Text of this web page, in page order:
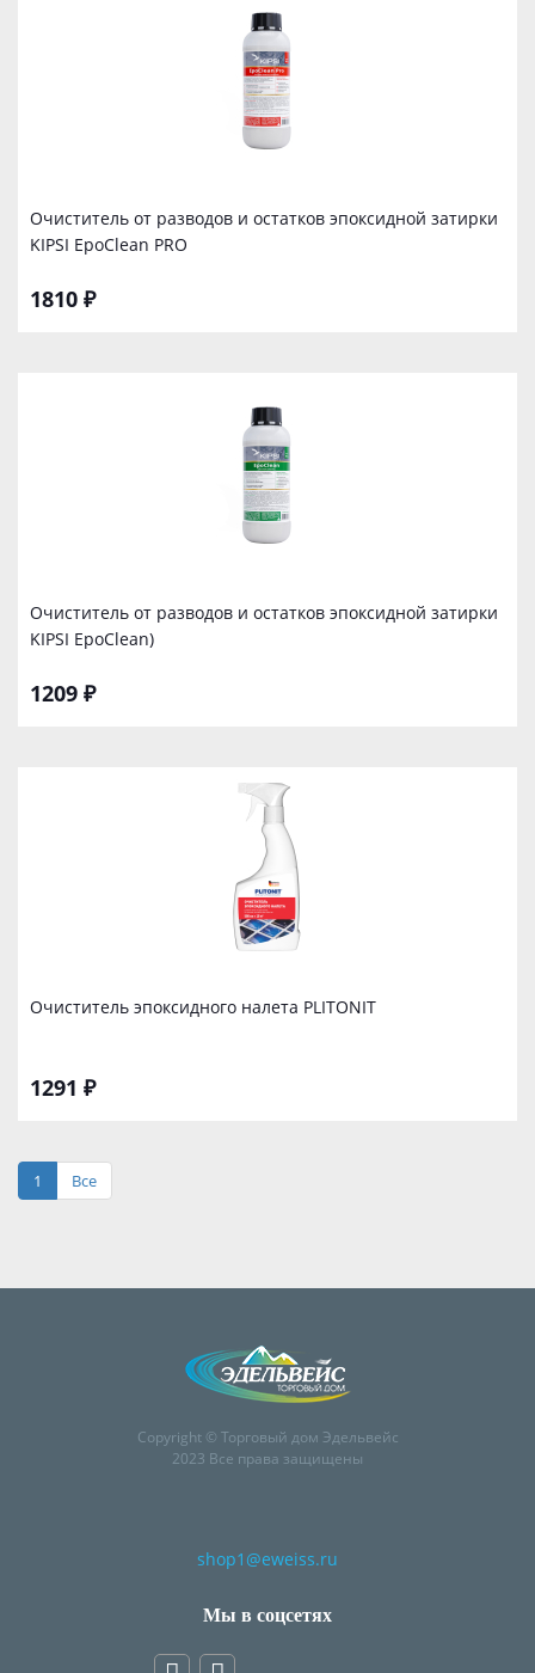
Очиститель от разводов и остатков эпоксидной затирки
KIPSI EpoClean PRO
1810 ₽
Очиститель от разводов и остатков эпоксидной затирки
KIPSI EpoClean)
1209 ₽
Очиститель эпоксидного налета PLITONIT
1291 ₽
1 Все
Copyright © Торговый дом Эдельвейс
2023 Все права защищены
shop1@eweiss.ru
Мы в соцсетях